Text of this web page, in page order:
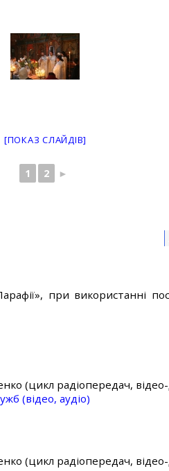
[ПОКАЗ СЛАЙДІВ]
1 2 ►
при використанні
(цикл радіопередач,
(відео, аудіо)
(цикл радіопередач,